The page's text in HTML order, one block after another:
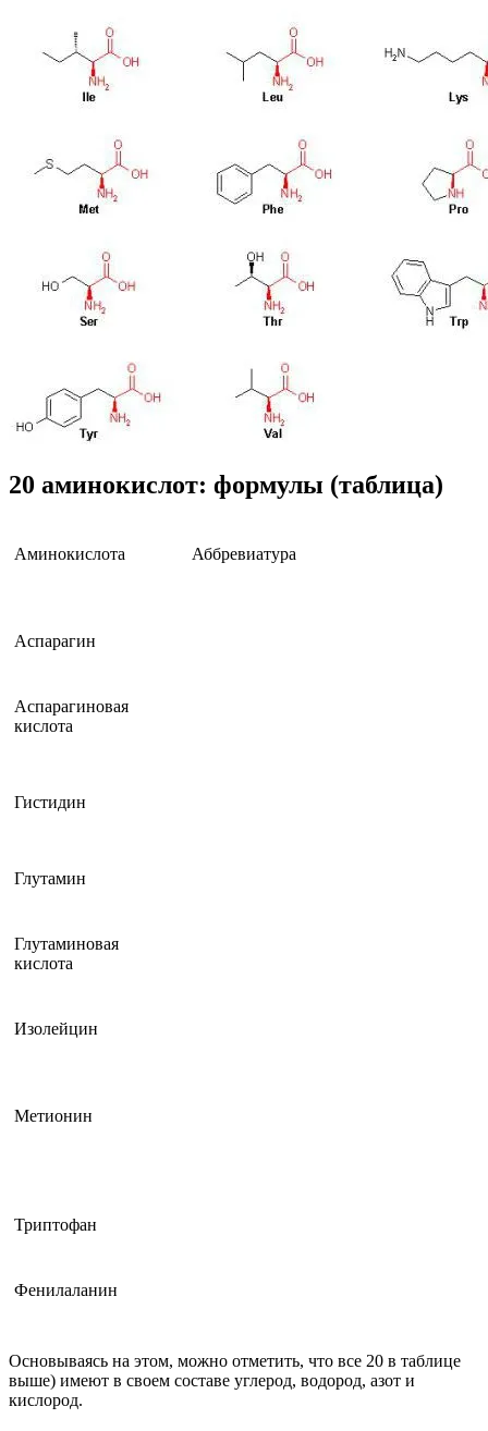
20 аминокислот: формулы (таблица)
Аминокислота Аббревиатура
Аспарагин
Аспарагиновая
кислота
Гистидин
Глутамин
Глутаминовая
кислота
Изолейцин
Метионин
Триптофан
Фенилаланин
Основываясь на этом, можно отметить, что все 20 в таблице
выше) имеют в своем составе углерод, водород, азот и
кислород.